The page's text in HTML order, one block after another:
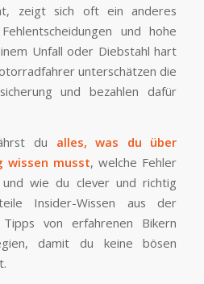
zeigt sich oft ein anderes
und hohe
Unfall oder Diebstahl hart
unterschätzen die
und bezahlen dafür
du alles, was du über
wissen musst, welche Fehler
wie du clever und richtig
Insider-Wissen aus der
Tipps von erfahrenen Bikern
damit du keine bösen